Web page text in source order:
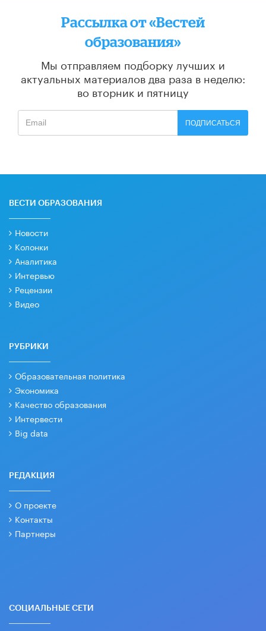
Рассылка от «Вестей
образования»
Мы отправляем подборку лучших и
актуальных материалов два раза в неделю:
во вторник и пятницу
ПОДПИСАТЬСЯ
ВЕСТИ ОБРАЗОВАНИЯ
Новости
Колонки
Аналитика
Интервью
Рецензии
Видео
РУБРИКИ
Образовательная политика
Экономика
Качество образования
Интервести
Big data
РЕДАКЦИЯ
О проекте
Контакты
Партнеры
СОЦИАЛЬНЫЕ СЕТИ